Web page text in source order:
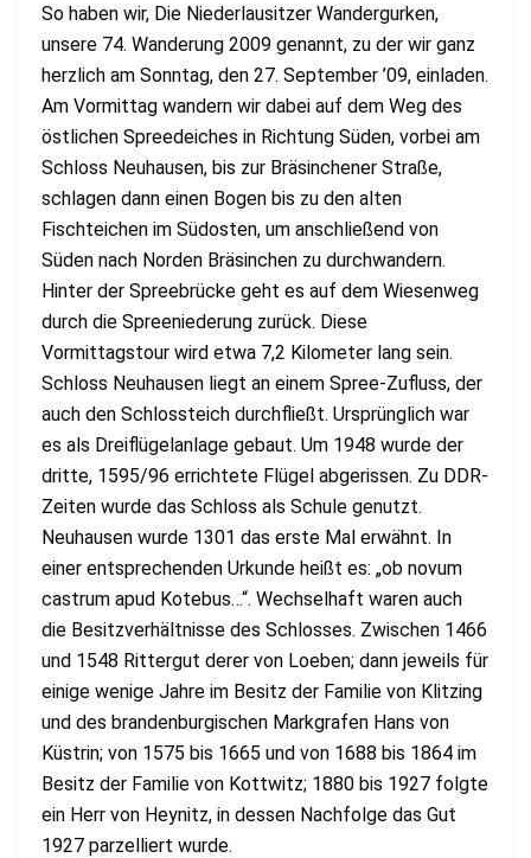
So haben wir, Die Niederlausitzer Wandergurken,
unsere 74. Wanderung 2009 genannt, zu der wir ganz
herzlich am Sonntag, den 27. September ’09, einladen.
Am Vormittag wandern wir dabei auf dem Weg des
östlichen Spreedeiches in Richtung Süden, vorbei am
Schloss Neuhausen, bis zur Bräsinchener Straße,
schlagen dann einen Bogen bis zu den alten
Fischteichen im Südosten, um anschließend von
Süden nach Norden Bräsinchen zu durchwandern.
Hinter der Spreebrücke geht es auf dem Wiesenweg
durch die Spreeniederung zurück. Diese
Vormittagstour wird etwa 7,2 Kilometer lang sein.
Schloss Neuhausen liegt an einem Spree-Zufluss, der
auch den Schlossteich durchfließt. Ursprünglich war
es als Dreiflügelanlage gebaut. Um 1948 wurde der
dritte, 1595/96 errichtete Flügel abgerissen. Zu DDR-
Zeiten wurde das Schloss als Schule genutzt.
Neuhausen wurde 1301 das erste Mal erwähnt. In
einer entsprechenden Urkunde heißt es: „ob novum
castrum apud Kotebus…“. Wechselhaft waren auch
die Besitzverhältnisse des Schlosses. Zwischen 1466
und 1548 Rittergut derer von Loeben; dann jeweils für
einige wenige Jahre im Besitz der Familie von Klitzing
und des brandenburgischen Markgrafen Hans von
Küstrin; von 1575 bis 1665 und von 1688 bis 1864 im
Besitz der Familie von Kottwitz; 1880 bis 1927 folgte
ein Herr von Heynitz, in dessen Nachfolge das Gut
1927 parzelliert wurde.